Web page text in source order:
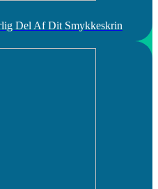
Del Af Dit Smykkeskrin